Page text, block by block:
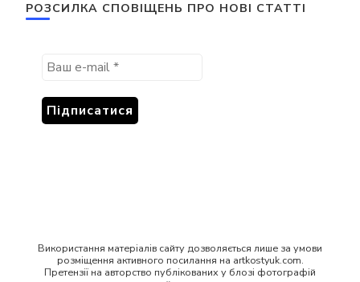
РОЗСИЛКА СПОВІЩЕНЬ ПРО НОВІ СТАТТІ
Використання матеріалів сайту дозволяється лише за умови
розміщення активного посилання на artkostyuk.com.
Претензії на авторство публікованих у блозі фотографій